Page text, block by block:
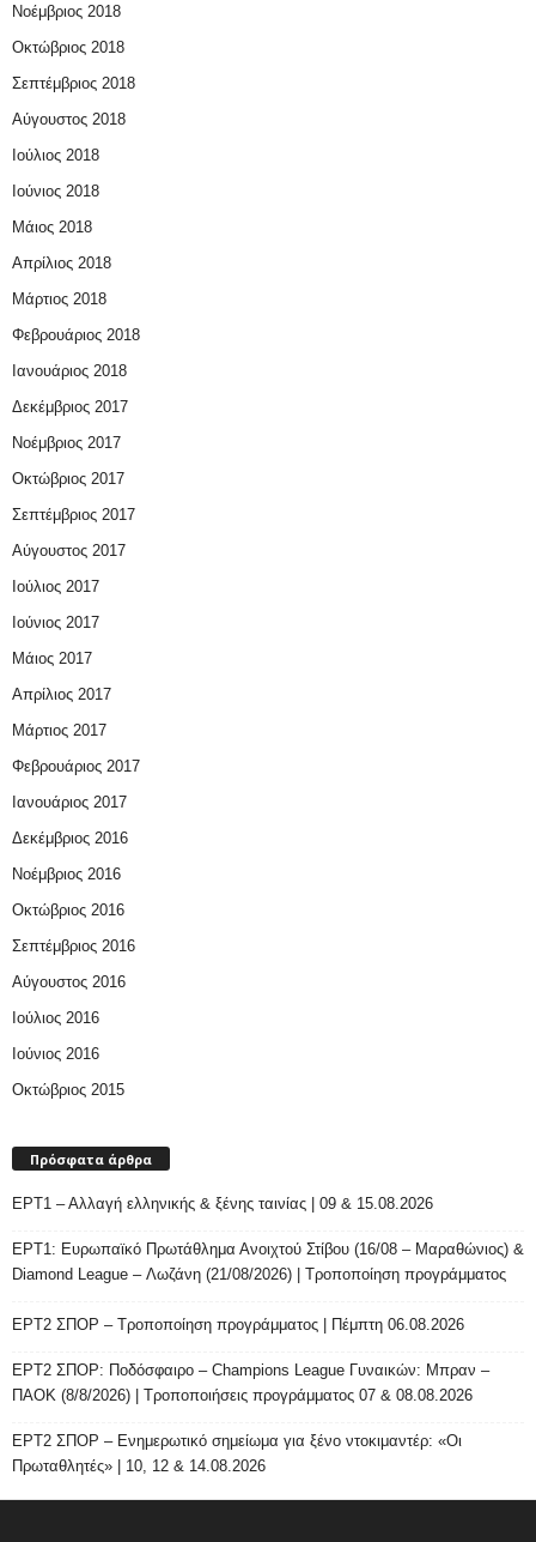
Νοέμβριος 2018
Οκτώβριος 2018
Σεπτέμβριος 2018
Αύγουστος 2018
Ιούλιος 2018
Ιούνιος 2018
Μάιος 2018
Απρίλιος 2018
Μάρτιος 2018
Φεβρουάριος 2018
Ιανουάριος 2018
Δεκέμβριος 2017
Νοέμβριος 2017
Οκτώβριος 2017
Σεπτέμβριος 2017
Αύγουστος 2017
Ιούλιος 2017
Ιούνιος 2017
Μάιος 2017
Απρίλιος 2017
Μάρτιος 2017
Φεβρουάριος 2017
Ιανουάριος 2017
Δεκέμβριος 2016
Νοέμβριος 2016
Οκτώβριος 2016
Σεπτέμβριος 2016
Αύγουστος 2016
Ιούλιος 2016
Ιούνιος 2016
Οκτώβριος 2015
Πρόσφατα άρθρα
ΕΡΤ1 – Αλλαγή ελληνικής & ξένης ταινίας | 09 & 15.08.2026
ΕΡΤ1: Ευρωπαϊκό Πρωτάθλημα Ανοιχτού Στίβου (16/08 – Μαραθώνιος) &
Diamond League – Λωζάνη (21/08/2026) | Τροποποίηση προγράμματος
ΕΡΤ2 ΣΠΟΡ – Τροποποίηση προγράμματος | Πέμπτη 06.08.2026
ΕΡΤ2 ΣΠΟΡ: Ποδόσφαιρο – Champions League Γυναικών: Μπραν –
ΠΑΟΚ (8/8/2026) | Τροποποιήσεις προγράμματος 07 & 08.08.2026
ΕΡΤ2 ΣΠΟΡ – Ενημερωτικό σημείωμα για ξένο ντοκιμαντέρ: «Οι
Πρωταθλητές» | 10, 12 & 14.08.2026